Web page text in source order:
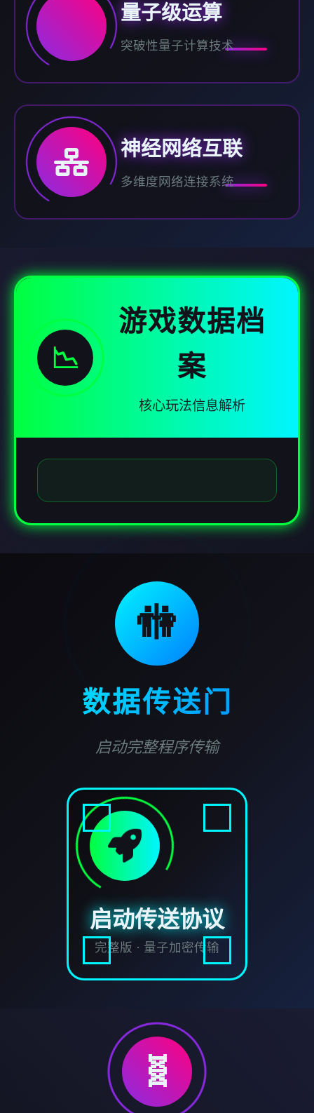
量子级运算
突破性量子计算技术
神经网络互联
多维度网络连接系统
📉
游戏数据档
案
核心玩法信息解析
🚻
数据传送门
启动完整程序传输
启动传送协议
完整版 · 量子加密传输
🧬